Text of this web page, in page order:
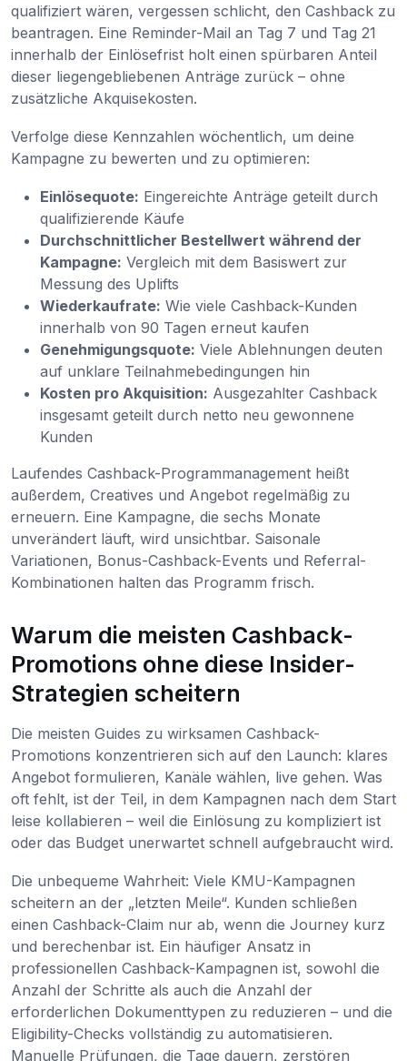
qualifiziert wären, vergessen schlicht, den Cashback zu
beantragen. Eine Reminder-Mail an Tag 7 und Tag 21
innerhalb der Einlösefrist holt einen spürbaren Anteil
dieser liegengebliebenen Anträge zurück – ohne
zusätzliche Akquisekosten.
Verfolge diese Kennzahlen wöchentlich, um deine
Kampagne zu bewerten und zu optimieren:
Einlösequote: Eingereichte Anträge geteilt durch
qualifizierende Käufe
Durchschnittlicher Bestellwert während der
Kampagne: Vergleich mit dem Basiswert zur
Messung des Uplifts
Wiederkaufrate: Wie viele Cashback-Kunden
innerhalb von 90 Tagen erneut kaufen
Genehmigungsquote: Viele Ablehnungen deuten
auf unklare Teilnahmebedingungen hin
Kosten pro Akquisition: Ausgezahlter Cashback
insgesamt geteilt durch netto neu gewonnene
Kunden
Laufendes Cashback-Programmanagement heißt
außerdem, Creatives und Angebot regelmäßig zu
erneuern. Eine Kampagne, die sechs Monate
unverändert läuft, wird unsichtbar. Saisonale
Variationen, Bonus-Cashback-Events und Referral-
Kombinationen halten das Programm frisch.
Warum die meisten Cashback-
Promotions ohne diese Insider-
Strategien scheitern
Die meisten Guides zu wirksamen Cashback-
Promotions konzentrieren sich auf den Launch: klares
Angebot formulieren, Kanäle wählen, live gehen. Was
oft fehlt, ist der Teil, in dem Kampagnen nach dem Start
leise kollabieren – weil die Einlösung zu kompliziert ist
oder das Budget unerwartet schnell aufgebraucht wird.
Die unbequeme Wahrheit: Viele KMU-Kampagnen
scheitern an der „letzten Meile“. Kunden schließen
einen Cashback-Claim nur ab, wenn die Journey kurz
und berechenbar ist. Ein häufiger Ansatz in
professionellen Cashback-Kampagnen ist, sowohl die
Anzahl der Schritte als auch die Anzahl der
erforderlichen Dokumenttypen zu reduzieren – und die
Eligibility-Checks vollständig zu automatisieren.
Manuelle Prüfungen, die Tage dauern, zerstören